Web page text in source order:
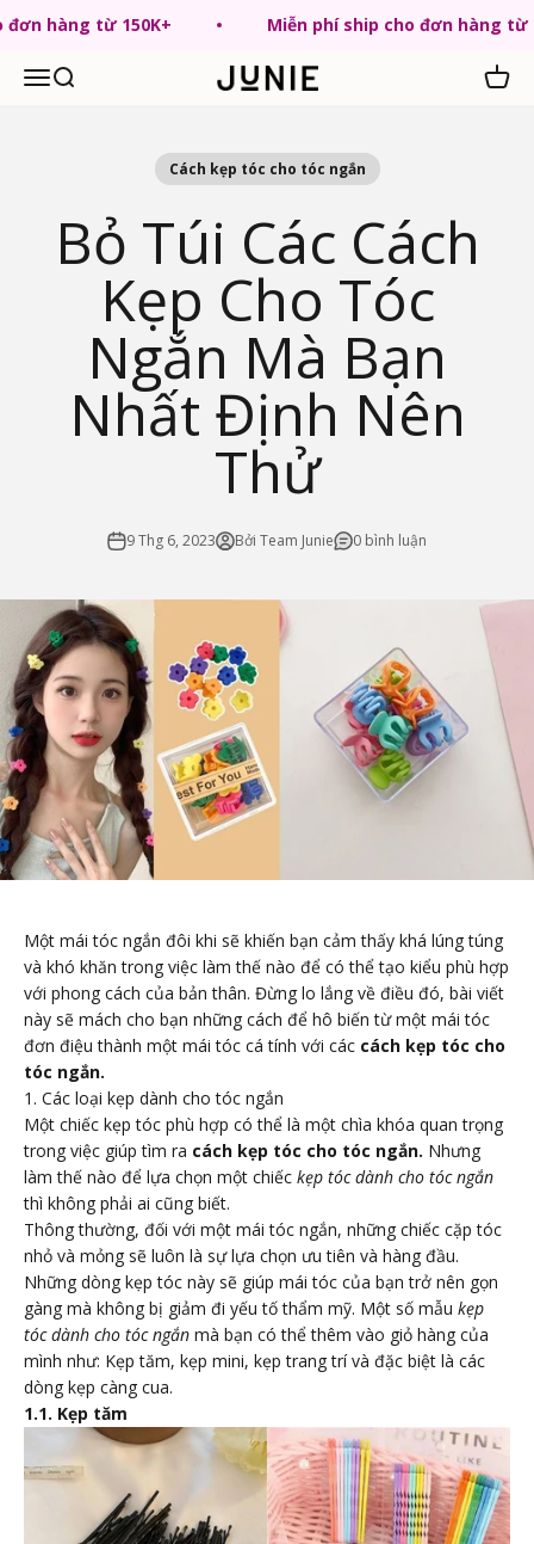
đơn hàng từ 150K+ Miễn phí ship cho đơn hàng từ
MenuTìm kiếm JUNIE VN Giỏ
Cách kẹp tóc cho tóc ngắn
Bỏ Túi Các Cách
Kẹp Cho Tóc
Ngắn Mà Bạn
Nhất Định Nên
Thử
9 Thg 6, 2023 Bởi Team Junie 0 bình luận
Một mái tóc ngắn đôi khi sẽ khiến bạn cảm thấy khá lúng túng
và khó khăn trong việc làm thế nào để có thể tạo kiểu phù hợp
với phong cách của bản thân. Đừng lo lắng về điều đó, bài viết
này sẽ mách cho bạn những cách để hô biến từ một mái tóc
đơn điệu thành một mái tóc cá tính với các cách kẹp tóc cho
tóc ngắn.
1. Các loại kẹp dành cho tóc ngắn
Một chiếc kẹp tóc phù hợp có thể là một chìa khóa quan trọng
trong việc giúp tìm ra cách kẹp tóc cho tóc ngắn. Nhưng
làm thế nào để lựa chọn một chiếc kẹp tóc dành cho tóc ngắn
thì không phải ai cũng biết.
Thông thường, đối với một mái tóc ngắn, những chiếc cặp tóc
nhỏ và mỏng sẽ luôn là sự lựa chọn ưu tiên và hàng đầu.
Những dòng kẹp tóc này sẽ giúp mái tóc của bạn trở nên gọn
gàng mà không bị giảm đi yếu tố thẩm mỹ. Một số mẫu kẹp
tóc dành cho tóc ngắn mà bạn có thể thêm vào giỏ hàng của
mình như: Kẹp tăm, kẹp mini, kẹp trang trí và đặc biệt là các
dòng kẹp càng cua.
1.1. Kẹp tăm